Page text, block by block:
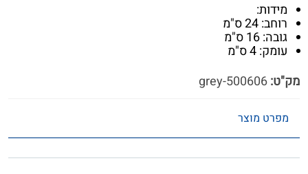
מידות:
רוחב: 24 ס"מ
גובה: 16 ס"מ
עומק: 4 ס"מ
מק"ט:
מפרט מוצר